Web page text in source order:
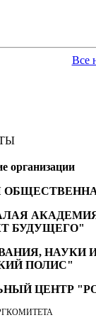
Все
организации
БУДУЩЕГО"
НАУКИ
ПОЛИС"
ЦЕНТР